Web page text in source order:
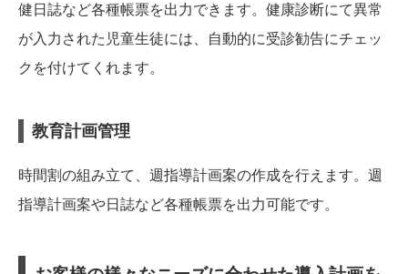
健日誌など各種帳票を出力できます。健康診断にて異常
が入力された児童生徒には、自動的に受診勧告にチェッ
クを付けてくれます。
教育計画管理
時間割の組み立て、週指導計画案の作成を行えます。週
指導計画案や日誌など各種帳票を出力可能です。